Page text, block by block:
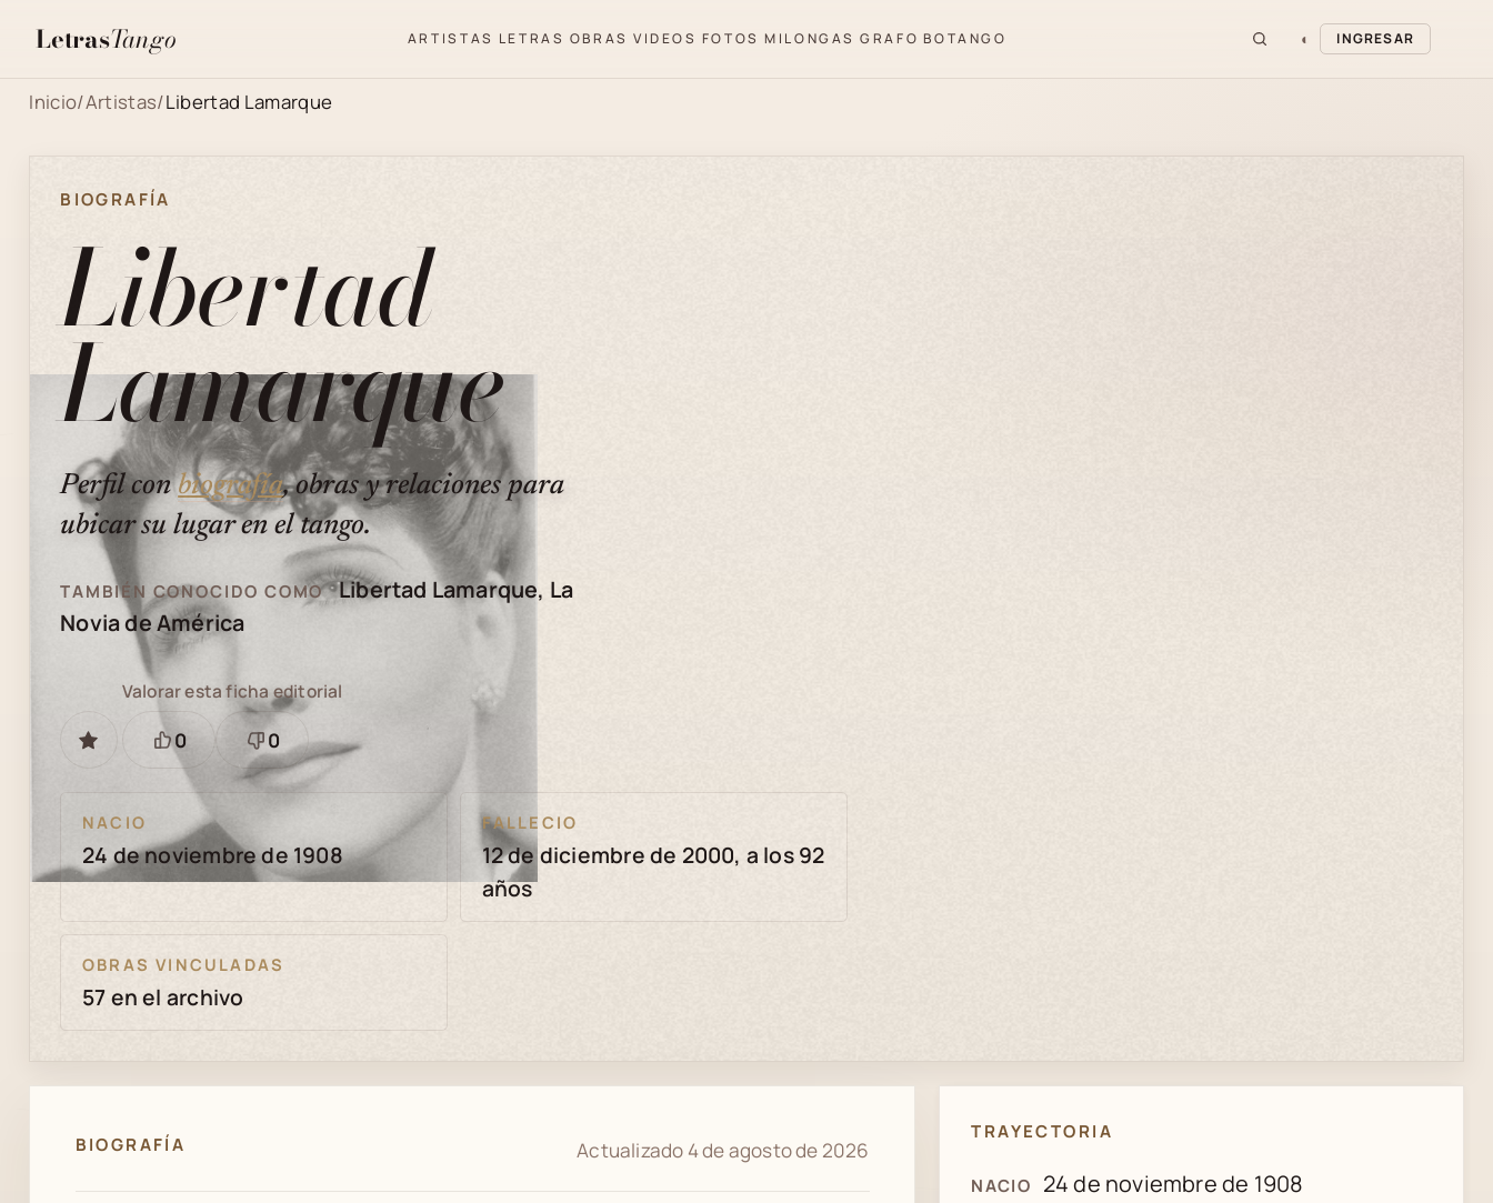
LetrasTango ARTISTAS LETRAS OBRAS VIDEOS FOTOS MILONGAS GRAFO BOTANGO ◐ INGRESAR
Inicio/Artistas/Libertad Lamarque
BIOGRAFÍA
Libertad
Lamarque
Perfil conbiografía, obras y relaciones para
ubicar su lugar en el tango.
TAMBIÉN CONOCIDO COMO Libertad Lamarque, La
Novia de América
GUARDAR
Valorar esta ficha editorial
Está
bien
0
Necesita
revisión
0
NACIO
24 de noviembre de 1908
FALLECIO
12 de diciembre de 2000, a los 92
años
OBRAS VINCULADAS
57 en el archivo
BIOGRAFÍA Actualizado 4 de agosto de 2026
TRAYECTORIA
NACIO 24 de noviembre de 1908